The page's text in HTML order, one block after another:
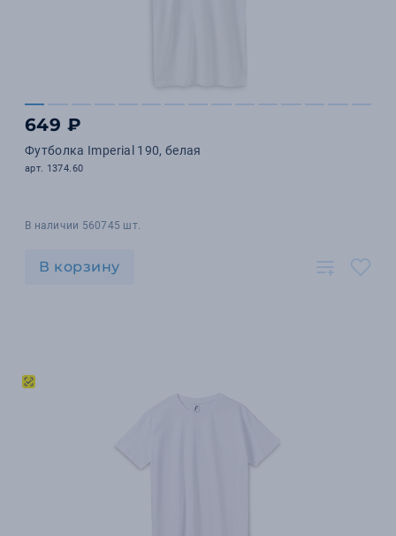
649 ₽
Футболка Imperial 190, белая
арт. 1374.60
В наличии 560745 шт.
В корзину